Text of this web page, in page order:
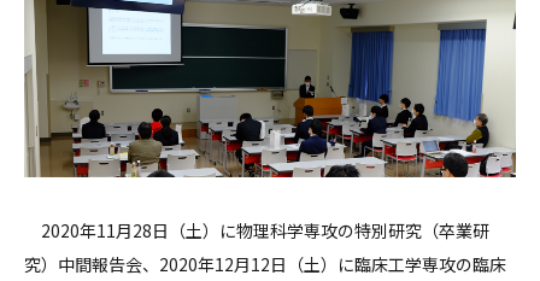
2020年11月28日（土）に物理科学専攻の特別研究（卒業研
究）中間報告会、2020年12月12日（土）に臨床工学専攻の臨床